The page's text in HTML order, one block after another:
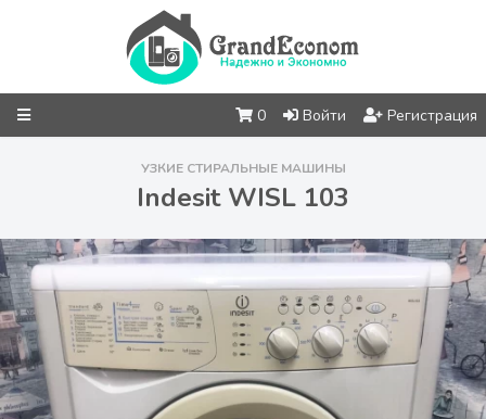
0 Войти Регистрация
УЗКИЕ СТИРАЛЬНЫЕ МАШИНЫ
Indesit WISL 103